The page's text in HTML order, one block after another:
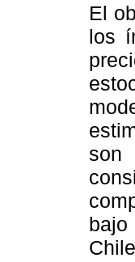
El
los
bajo